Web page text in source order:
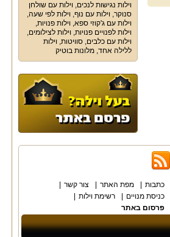
וילות נגישות לנכים, וילות עם שולחן
סנוקר, וילות עם נוף, וילות לפי שעה,
וילות עם ג'קוזי ספא, וילות פנויות,
וילות לפנויים פנויות, וילות לצילומים,
וילות עם כלבים, סוויטות, וילות
ללילה אחד, מלונות בוטיק
כתבות מפת האתר
צור קשר
כניסת מנויים
רשימת וילות
פרסום באתר